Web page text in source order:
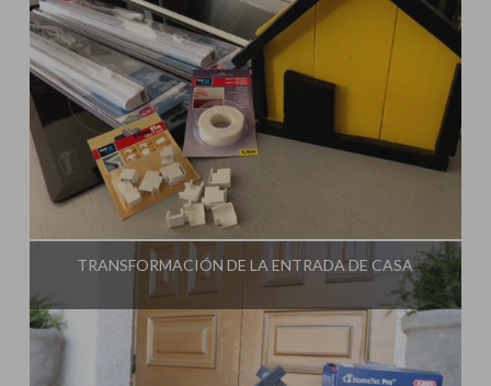
Influencer:
TRANSFORMACIÓN DE LA ENTRADA DE CASA